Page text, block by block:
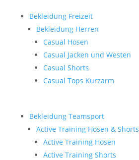
Bekleidung Freizeit
Bekleidung Herren
Casual Hosen
Casual Jacken und Westen
Casual Shorts
Casual Tops Kurzarm
Bekleidung Teamsport
Active Training Hosen & Shorts
Active Training Hosen
Active Training Shorts